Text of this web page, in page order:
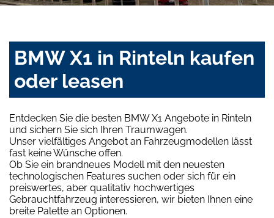
BMW X1 in Rinteln kaufen
oder leasen
Entdecken Sie die besten BMW X1 Angebote in Rinteln
und sichern Sie sich Ihren Traumwagen.
Unser vielfältiges Angebot an Fahrzeugmodellen lässt
fast keine Wünsche offen.
Ob Sie ein brandneues Modell mit den neuesten
technologischen Features suchen oder sich für ein
preiswertes, aber qualitativ hochwertiges
Gebrauchtfahrzeug interessieren, wir bieten Ihnen eine
breite Palette an Optionen.